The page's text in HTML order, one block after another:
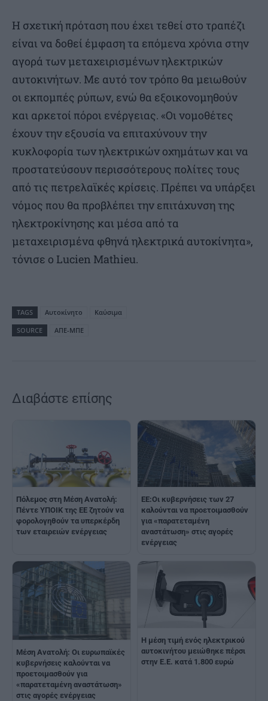
Η σχετική πρόταση που έχει τεθεί στο τραπέζι
είναι να δοθεί έμφαση τα επόμενα χρόνια στην
αγορά των μεταχειρισμένων ηλεκτρικών
αυτοκινήτων. Με αυτό τον τρόπο θα μειωθούν
οι εκπομπές ρύπων, ενώ θα εξοικονομηθούν
και αρκετοί πόροι ενέργειας. «Οι νομοθέτες
έχουν την εξουσία να επιταχύνουν την
κυκλοφορία των ηλεκτρικών οχημάτων και να
προστατεύσουν περισσότερους πολίτες τους
από τις πετρελαϊκές κρίσεις. Πρέπει να υπάρξει
νόμος που θα προβλέπει την επιτάχυνση της
ηλεκτροκίνησης και μέσα από τα
μεταχειρισμένα φθηνά ηλεκτρικά αυτοκίνητα»,
τόνισε ο Lucien Mathieu.
TAGS Αυτοκίνητο
Καύσιμα
SOURCE
ΑΠΕ-ΜΠΕ
Διαβάστε επίσης
Πόλεμος στη Μέση Ανατολή:
Πέντε ΥΠΟΙΚ της ΕΕ ζητούν να
φορολογηθούν τα υπερκέρδη
των εταιρειών ενέργειας
ΕΕ:Οι κυβερνήσεις των 27
καλούνται να προετοιμασθούν
για «παρατεταμένη
αναστάτωση» στις αγορές
ενέργειας
Μέση Ανατολή: Οι ευρωπαϊκές
κυβερνήσεις καλούνται να
προετοιμασθούν για
«παρατεταμένη αναστάτωση»
στις αγορές ενέργειας
Η μέση τιμή ενός ηλεκτρικού
αυτοκινήτου μειώθηκε πέρσι
στην Ε.Ε. κατά 1.800 ευρώ